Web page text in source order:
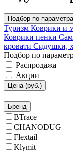
Подбор по
Туризм Коврики и
Коврики пенки
кровати Сидушки,
Подбор по
Распродажа
Акции
Цена (руб.)
Бренд
BTrace
CHANODUG
Flextail
Klymit